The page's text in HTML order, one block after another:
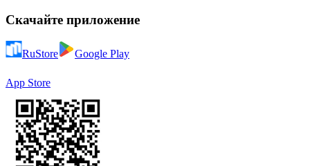
Скачайте приложение
RuStore Google Play
App Store